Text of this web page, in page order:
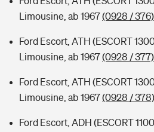
Sie haben Fragen?
Limousine, ab 1967(0928 / 376)
Ford Escort, ATH (ESCORT
Limousine, ab 1967(0928 / 377)
Ford Escort, ATH (ESCORT
Limousine, ab 1967(0928 / 378)
Ford Escort, ADH (ESCORT